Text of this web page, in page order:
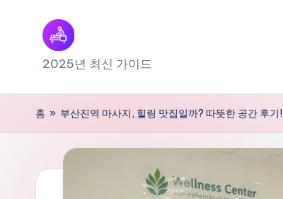
출
장
마
사
2025년 최신 가이드
홈 » 부산진역 마사지, 힐링 맛집일까? 따뜻한 공간 후기!